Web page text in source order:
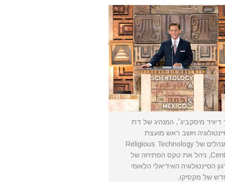
דיוויד מיסקביג׳, המנהיג של דת
ויושב ראש מועצת
המנהלים של Religious Technology
Center, ניהל את טקס הפתיחה של
הסיינטולוגיה האידיאלי הלאומי
של מקסיקו.